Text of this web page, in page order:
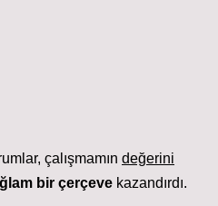
çalışmamın değerini
bir çerçeve kazandırdı.